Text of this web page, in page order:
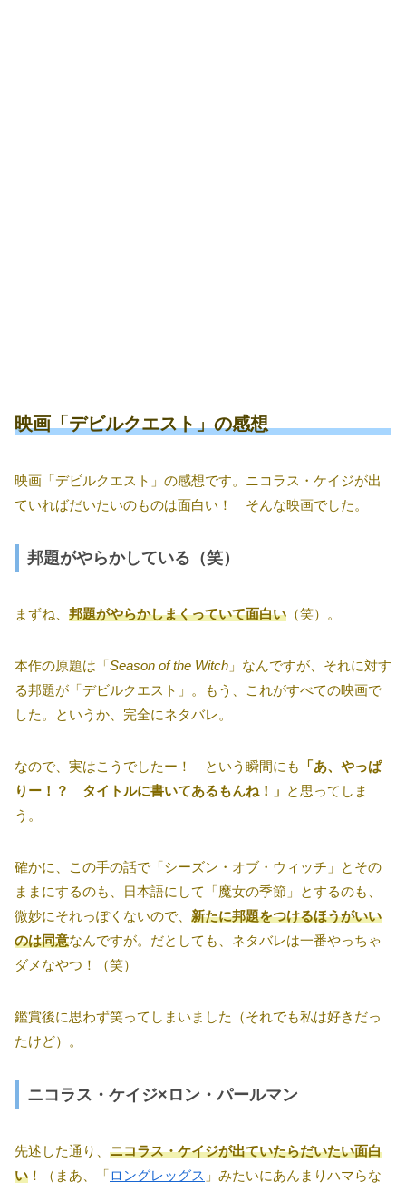
映画「デビルクエスト」の感想
映画「デビルクエスト」の感想です。ニコラス・ケイジが出
ていればだいたいのものは面白い！ そんな映画でした。
邦題がやらかしている（笑）
まずね、 邦題がやらかしまくっていて面白い （笑）。
本作の原題は「Season of the Witch 」なんですが、それに対す
る邦題が「デビルクエスト」。もう、これがすべての映画で
した。というか、完全にネタバレ。
なので、実はこうでしたー！ という瞬間にも
「あ、やっぱ
りー！？ タイトルに書いてあるもんね！」 と思ってしま
う。
確かに、この手の話で「シーズン・オブ・ウィッチ」とその
ままにするのも、日本語にして「魔女の季節」とするのも、
微妙にそれっぽくないので、 新たに邦題をつけるほうがいい
のは同意なんですが。だとしても、ネタバレは一番やっちゃ
ダメなやつ！（笑）
鑑賞後に思わず笑ってしまいました（それでも私は好きだっ
たけど）。
ニコラス・ケイジ×ロン・パールマン
先述した通り、 ニコラス・ケイジが出ていたらだいたい面白
い ！（まあ、「ロングレッグス 」みたいにあんまりハマらな